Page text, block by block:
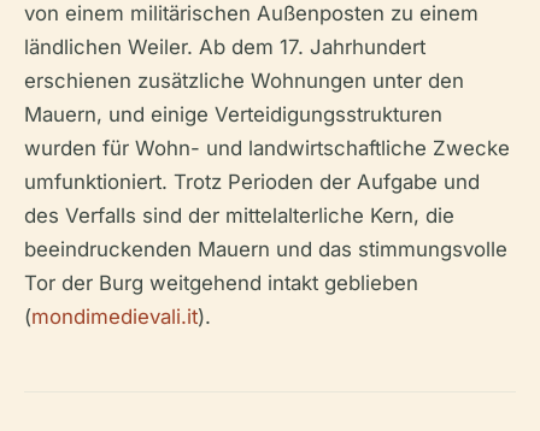
von einem militärischen Außenposten zu einem
ländlichen Weiler. Ab dem 17. Jahrhundert
erschienen zusätzliche Wohnungen unter den
Mauern, und einige Verteidigungsstrukturen
wurden für Wohn- und landwirtschaftliche Zwecke
umfunktioniert. Trotz Perioden der Aufgabe und
des Verfalls sind der mittelalterliche Kern, die
beeindruckenden Mauern und das stimmungsvolle
Tor der Burg weitgehend intakt geblieben
(mondimedievali.it).